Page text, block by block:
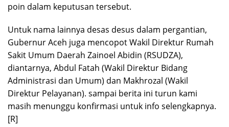
poin dalam keputusan tersebut.
Untuk nama lainnya desas desus dalam pergantian,
Gubernur Aceh juga mencopot Wakil Direktur Rumah
Sakit Umum Daerah Zainoel Abidin (RSUDZA),
diantarnya, Abdul Fatah (Wakil Direktur Bidang
Administrasi dan Umum) dan Makhrozal (Wakil
Direktur Pelayanan). sampai berita ini turun kami
masih menunggu konfirmasi untuk info selengkapnya.
[R]